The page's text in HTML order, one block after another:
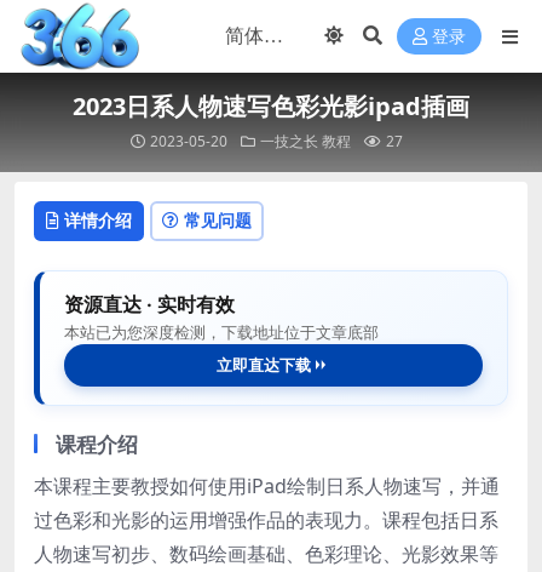
登录
2023日系人物速写色彩光影ipad插画
2023-05-20 一技之长 教程 27
详情介绍 常见问题
资源直达 · 实时有效
本站已为您深度检测，下载地址位于文章底部
立即直达下载
课程介绍
本课程主要教授如何使用iPad绘制日系人物速写，并通
过色彩和光影的运用增强作品的表现力。课程包括日系
人物速写初步、数码绘画基础、色彩理论、光影效果等